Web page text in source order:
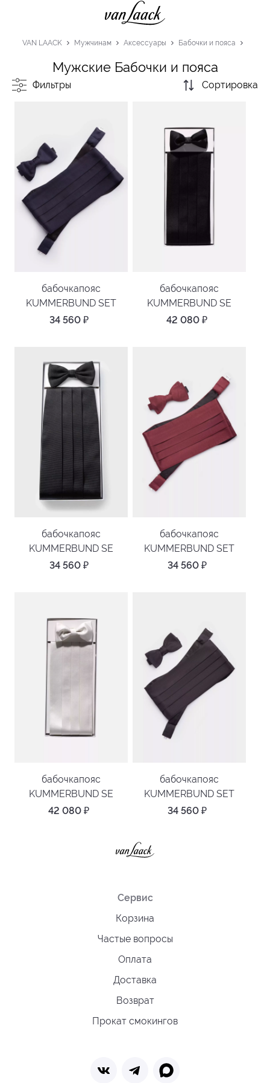
VAN LAACK Мужчинам Аксессуары Бабочки и пояса
Мужские Бабочки и пояса
Фильтры Сортировка
бабочкапояс
KUMMERBUND SET
34 560 ₽
бабочкапояс
KUMMERBUND SE
42 080 ₽
бабочкапояс
KUMMERBUND SE
34 560 ₽
бабочкапояс
KUMMERBUND SET
34 560 ₽
бабочкапояс
KUMMERBUND SE
42 080 ₽
бабочкапояс
KUMMERBUND SET
34 560 ₽
Сервис
Корзина
Частые вопросы
Оплата
Доставка
Возврат
Прокат смокингов